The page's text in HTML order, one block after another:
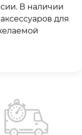
В наличии
для